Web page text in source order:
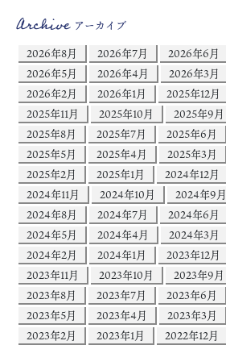
Archiveアーカイブ
2026年8月
2026年7月
2026年6月
2026年5月
2026年4月
2026年3月
2026年2月
2026年1月
2025年12月
2025年11月
2025年10月
2025年9月
2025年8月
2025年7月
2025年6月
2025年5月
2025年4月
2025年3月
2025年2月
2025年1月
2024年12月
2024年11月
2024年10月
2024年9月
2024年8月
2024年7月
2024年6月
2024年5月
2024年4月
2024年3月
2024年2月
2024年1月
2023年12月
2023年11月
2023年10月
2023年9月
2023年8月
2023年7月
2023年6月
2023年5月
2023年4月
2023年3月
2023年2月
2023年1月
2022年12月